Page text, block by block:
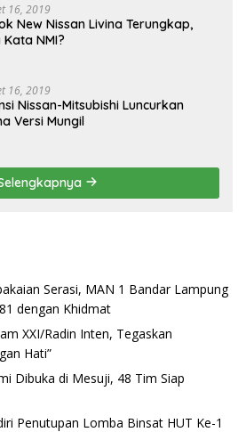
16, 2019
New Nissan Livina Terungkap,
Kata NMI?
16, 2019
Nissan-Mitsubishi Luncurkan
Versi Mungil
Serasi, MAN 1 Bandar Lampung
dengan Khidmat
XXI/Radin Inten, Tegaskan
Hati”
Dibuka di Mesuji, 48 Tim Siap
Penutupan Lomba Binsat HUT Ke-1